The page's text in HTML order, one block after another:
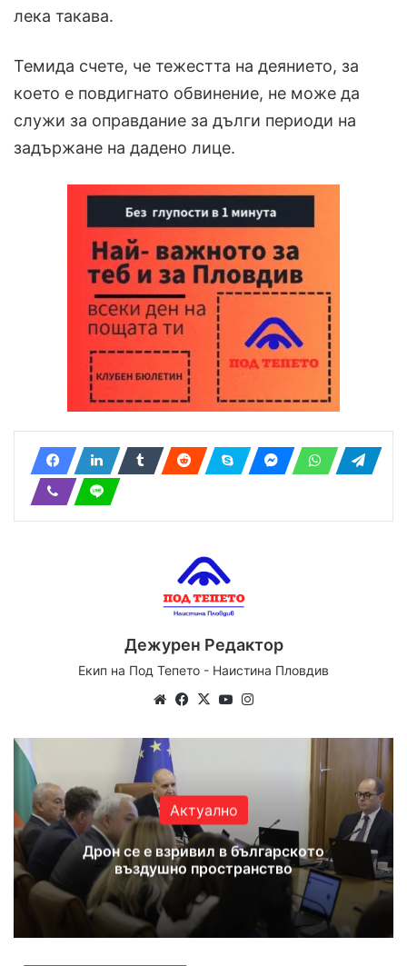
лека такава.
Темида счете, че тежестта на деянието, за
което е повдигнато обвинение, не може да
служи за оправдание за дълги периоди на
задържане на дадено лице.
Дежурен Редактор
Екип на Под Тепето - Наистина Пловдив
WebsiteFacebook
X YouTube
Актуално
Дрон се е взривил в българското
въздушно пространство